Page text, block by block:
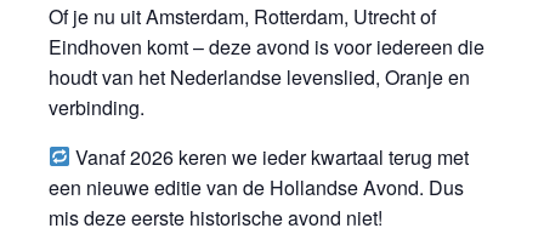
Of je nu uit Amsterdam, Rotterdam, Utrecht of
Eindhoven komt – deze avond is voor iedereen die
houdt van het Nederlandse levenslied, Oranje en
verbinding.
Vanaf 2026 keren we ieder kwartaal terug met
een nieuwe editie van de Hollandse Avond. Dus
mis deze eerste historische avond niet!